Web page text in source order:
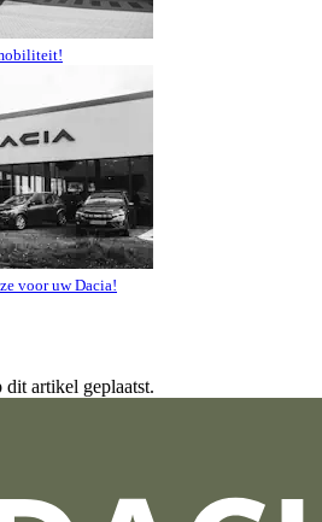
voor uw Dacia!
dit artikel geplaatst.